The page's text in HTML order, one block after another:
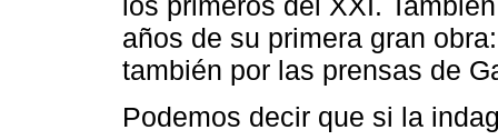
años de su primera gran
también por las prensas de
Podemos decir que si la